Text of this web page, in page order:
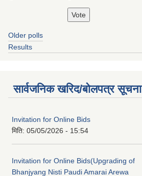
Older polls
Results
सार्वजनिक खरिद/बोलपत्र सूचना
Invitation for Online Bids
मिति: 05/05/2026 - 15:54
Invitation for Online Bids(Upgrading of
Bhanjyang Nisti Paudi Amarai Arewa